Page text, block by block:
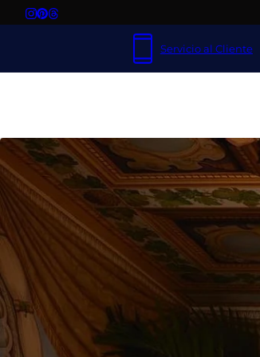
Servicio al Cliente